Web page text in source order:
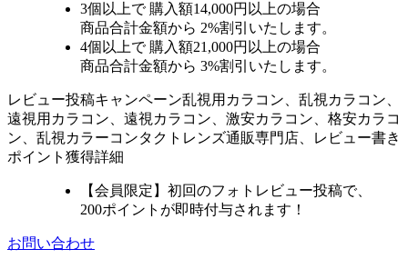
3個 以上で 購入額14,000円以上の場合
商品合計金額から 2%割引いたします。
4個 以上で 購入額21,000円以上の場合
商品合計金額から 3%割引いたします。
レビュー投稿キャンペーン乱視用カラコン、乱視カラコン、
遠視用カラコン、遠視カラコン、激安カラコン、格安カラコ
ン、乱視カラーコンタクトレンズ通販専門店、レビュー書き
ポイント獲得詳細
【会員限定】初回のフォトレビュー投稿で、
200ポイント が即時付与されます！
お問い合わせ